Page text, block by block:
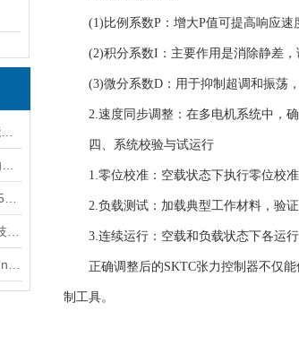
(1)比例系数P：增大P值可提高响应速
(2)积分系数I：主要作用是消除静差，
(3)微分系数D：用于抑制超调和振荡，
2.速度同步调整：在多电机系统中，确
四、系统校验与试运行
1.零位校准：空载状态下执行零位校准
2.负载测试：加载典型工作材料，验证
3.连续运行：空载和负载状态下各运行
正确调整后的SKTC张力控制器不仅能
制工具。